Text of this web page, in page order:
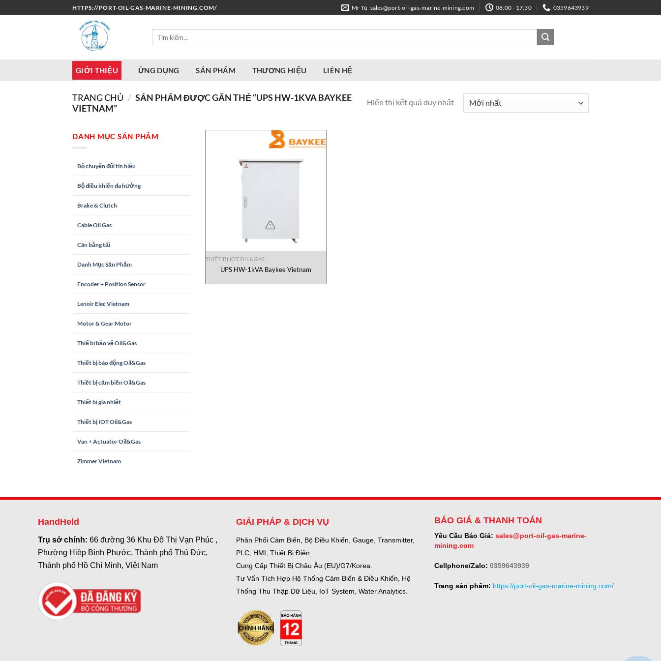
qua
HTTPS://PORT-OIL-GAS-MARINE-MINING.COM/ Mr Tú :sales@port-oil-gas-marine-mining.com 08:00 - 17:30 0359643939
GIỚI THIỆU ỨNG DỤNG SẢN PHẨM THƯƠNG HIỆU LIÊN HỆ
TRANG CHỦ / SẢN PHẨM ĐƯỢC GẮN THẺ “UPS HW-1KVA BAYKEE
VIETNAM”
Hiển thị kết quả duy nhất
DANH MỤC SẢN PHẨM
Bộ chuyển đổi tín hiệu
Bộ điều khiển đa hướng
Brake & Clutch
Cable Oil Gas
Cân băng tải
Danh Mục Sản Phẩm
Encoder + Position Sensor
Lenoir Elec Vietnam
Motor & Gear Motor
Thiế bị bảo vệ Oil&Gas
Thiết bị báo động Oil&Gas
Thiết bị cảm biến Oil&Gas
Thiết bị gia nhiệt
Thiết bị IOT Oil&Gas
Van + Actuator Oil&Gas
Zimmer Vietnam
THIẾT BỊ IOT OIL&GAS
UPS HW-1kVA Baykee Vietnam
HandHeld
Trụ sở chính: 66 đường 36 Khu Đô Thị Vạn Phúc ,
Phường Hiệp Bình Phước, Thành phố Thủ Đức,
Thành phố Hồ Chí Minh, Việt Nam
GIẢI PHÁP & DỊCH VỤ
Phân Phối Cảm Biến, Bộ Điều Khiển, Gauge, Transmitter,
PLC, HMI, Thiết Bị Điện.
Cung Cấp Thiết Bị Châu Âu (EU)/G7/Korea.
Tư Vấn Tích Hợp Hệ Thống Cảm Biến & Điều Khiển, Hệ
Thống Thu Thập Dữ Liệu, IoT System, Water Analytics.
BÁO GIÁ & THANH TOÁN
Yêu Cầu Báo Giá: sales@port-oil-gas-marine-
mining.com
Cellphone/Zalo: 0359643939
Trang sản phẩm: https://port-oil-gas-marine-mining.com/